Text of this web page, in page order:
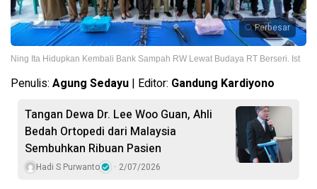
Perbesar
Ning Ita Hidupkan Kembali Bank Sampah RW Lewat Budaya RT Berseri. Ist
Penulis: Agung Sedayu | Editor: Gandung Kardiyono
Tangan Dewa Dr. Lee Woo Guan, Ahli
Bedah Ortopedi dari Malaysia
Sembuhkan Ribuan Pasien
Hadi S Purwanto 2/07/2026